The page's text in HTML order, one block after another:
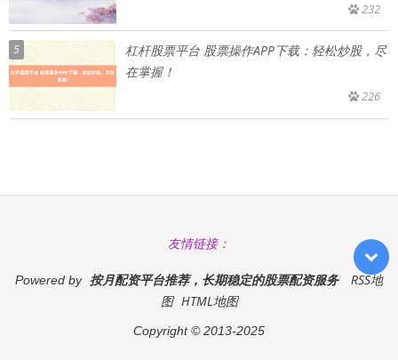
232
5
杠杆股票平台 股票操作APP下载：轻松炒股，尽
在掌握！
226
友情链接：
Powered by 按月配资平台推荐，长期稳定的股票配资服务
RSS地
图 HTML地图
Copyright© 2013-2025